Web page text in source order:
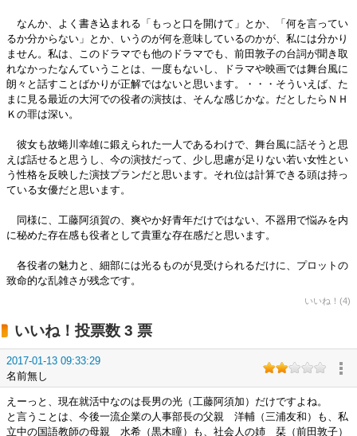
なんか、よく書き込まれる「もっと口を開けて」とか、「何を言ってい
るか分からない」とか、いうのが何を意味しているのかが、私には分かり
ません。私は、このドラマでも他のドラマでも、前田敦子の台詞が聞き取
れなかったなんていうことは、一度もないし、ドラマや映画では舞台風に
朗々と話すことばかりが正解ではないと思います。・・・そういえば、た
まに見る最近の大河での役者の演技は、そんな感じかな。だとしたらＮＨ
Ｋの罪は深い。
彼女も故蜷川幸雄に鍛えられた一人であるわけで、舞台風に話そうと思
えば話せると思うし、今の演技だって、少し思慮が足りない若い女性とい
う性格を反映した演技プランだと思います。それ位は計算できる頭は持っ
ている女優だと思います。
同様に、工藤阿須賀の、爽やか好青年だけではない、不器用で悩みを内
に秘めた存在感も役者として貴重な存在感だと思います。
各役者の魅力と、細部には光るものが見受けられるだけに、プロットの
致命的な乱雑さが残念です。
いいね！(4)
いいね！投票数 3 票
2017-01-13 09:33:29
名前無し
えーっと、現在就活中なのは長男の光（工藤阿須加）だけですよね。
と言うことは、今後一流企業の人事部長の父親 洋輔（三浦友和）も、私
立中の国語教師の母親 水希（黒木瞳）も、社会人の姉 栞（前田敦子）